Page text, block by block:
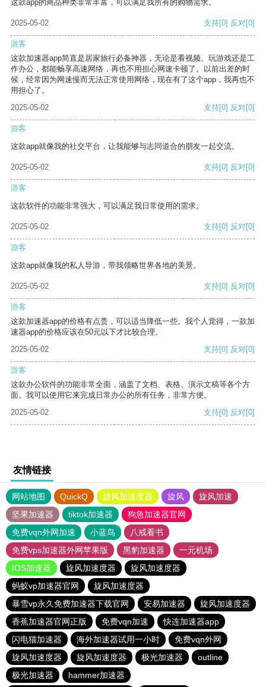
这款app的商品种类非常丰富，可以满足我所有的购物需求。
2025-05-02 支持[0] 反对[0]
游客
这款加速器app简直是居家旅行必备神器，无论是看视频、玩游戏还是工
作办公，都能畅享高速网络，再也不用担心网速卡顿了。以前出差的时
候，经常因为网速慢而无法正常使用网络，现在有了这个app，我再也不
用担心了。
2025-05-02
支持[0] 反对[0]
游客
这款app就像我的社交平台，让我能够与志同道合的朋友一起交流。
2025-05-02 支持[0] 反对[0]
游客
这款软件的功能非常强大，可以满足我日常使用的需求。
2025-05-02 支持[0] 反对[0]
游客
这款app就像我的私人导游，带我领略世界各地的美景。
2025-05-02 支持[0] 反对[0]
游客
这款加速器app的价格有点贵，可以适当降低一些。我个人觉得，一款加
速器app的价格应该在50元以下才比较合理。
2025-05-02
支持[0] 反对[0]
游客
这款办公软件的功能非常全面，涵盖了文档、表格、演示文稿等各个方
面。我可以使用它来完成日常办公的所有任务，非常方便。
2025-05-02
支持[0] 反对[0]
友情链接
网站地图 QuickQ 旋风加速度器 旋风
旋风加速
坚果加速器
tiktok加速器
狗急加速器官网
免费vqn外网加速
小蓝鸟
八戒看书
免费vps加速器外网苹果版
黑豹加速器
一元机场
IOS加速器
旋风加速度器
旋风加速度器
蚂蚁vp加速器官网
旋风加速度器
暴雪vp永久免费加速器下载官网
安易加速器
旋风加速度器
香蕉加速器官网正版
免费vqn加速
快连加速器app
闪电猫加速器
海外加速器试用一小时
免费vqn外网
旋风加速度器
旋风加速度器 极光加速器
outline
极光加速器
hammer加速器